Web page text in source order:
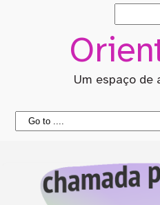
Um espaço de